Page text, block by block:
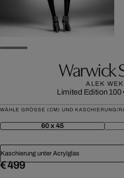
Warwick
ALEK WEK
Limited Edition 100
WÄHLE GRÖSSE (CM) UND KASCHIERUNG/
60 x 45
Kaschierung unter Acrylglas
€ 499